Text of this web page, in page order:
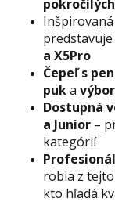
predstavuje
a X5Pro
Čepeľ s
puka
Dostupná
a Junior –
kategórií
robia z
kto hľadá